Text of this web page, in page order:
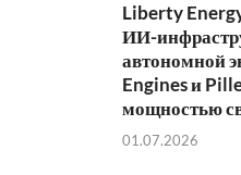
Liberty
ИИ-
автономной
Engines и
мощностью
01.07.2026